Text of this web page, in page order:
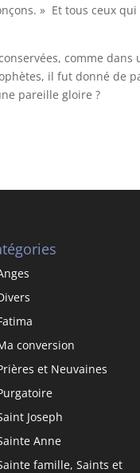
» Et tous ceux qui
comme dans
il fut donné de
pareille gloire ?
conversion
et Neuvaines
Joseph
Anne
famille, Saints et